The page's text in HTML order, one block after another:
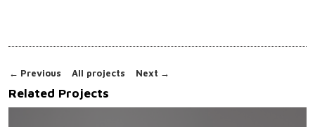
Related Projects
← Previous All projects Next →